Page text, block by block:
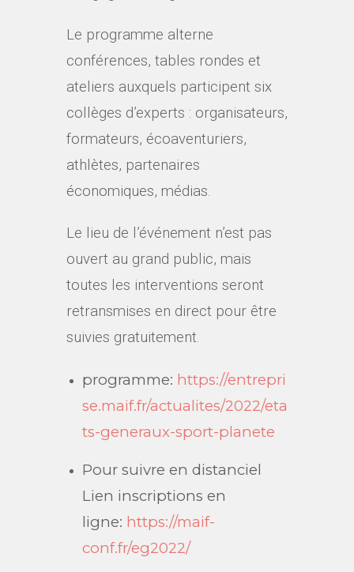
Le programme alterne
conférences, tables rondes et
ateliers auxquels participent six
collèges d’experts : organisateurs,
formateurs, écoaventuriers,
athlètes, partenaires
économiques, médias.
Le lieu de l’événement n’est pas
ouvert au grand public, mais
toutes les interventions seront
retransmises en direct pour être
suivies gratuitement.
programme: https://entrepri
se.maif.fr/actualites/2022/eta
ts-generaux-sport-planete
Pour suivre en distanciel
Lien inscriptions en
ligne: https://maif-
conf.fr/eg2022/